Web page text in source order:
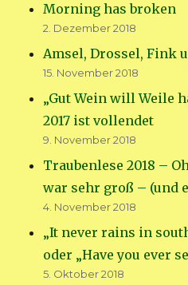
Morning has broken
2. Dezember 2018
Amsel, Drossel, Fink
15. November 2018
„Gut Wein will Weile
2017 ist vollendet
9. November 2018
Traubenlese 2018 –
war sehr groß – (und
4. November 2018
„It never rains in
oder „Have you ever
5. Oktober 2018